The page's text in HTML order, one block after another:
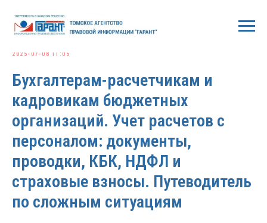
2025-07-08 11:05
Бухгалтерам-расчетчикам и
кадровикам бюджетных
организаций. Учет расчетов с
персоналом: документы,
проводки, КБК, НДФЛ и
страховые взносы. Путеводитель
по сложным ситуациям